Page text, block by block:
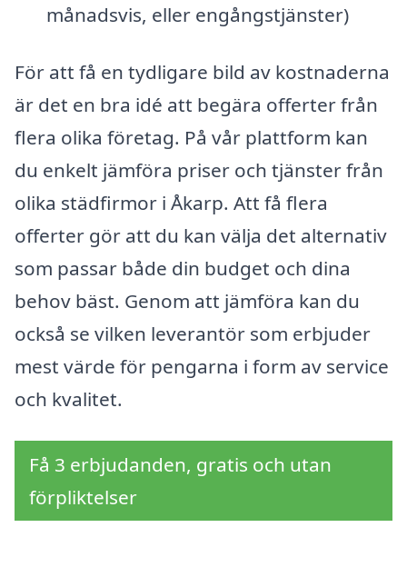
månadsvis, eller engångstjänster)
För att få en tydligare bild av kostnaderna
är det en bra idé att begära offerter från
flera olika företag. På vår plattform kan
du enkelt jämföra priser och tjänster från
olika städfirmor i Åkarp. Att få flera
offerter gör att du kan välja det alternativ
som passar både din budget och dina
behov bäst. Genom att jämföra kan du
också se vilken leverantör som erbjuder
mest värde för pengarna i form av service
och kvalitet.
Få 3 erbjudanden, gratis och utan
förpliktelser